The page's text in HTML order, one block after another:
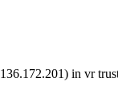
in vr